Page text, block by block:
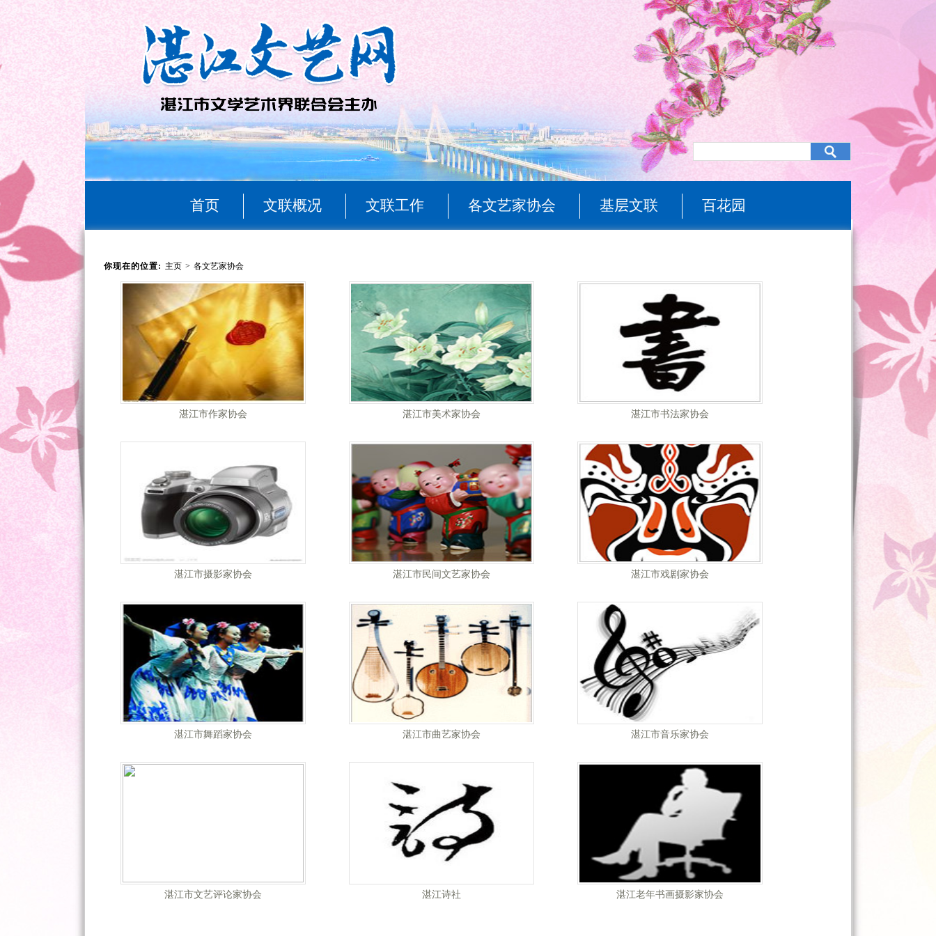
首页 文联概况 文联工作 各文艺家协会 基层文联 百花园
你现在的位置: 主页 > 各文艺家协会
湛江市作家协会 湛江市美术家协会 湛江市书法家协会
湛江市摄影家协会 湛江市民间文艺家协会 湛江市戏剧家协会
湛江市舞蹈家协会 湛江市曲艺家协会 湛江市音乐家协会
湛江市文艺评论家协会 湛江诗社 湛江老年书画摄影家协会